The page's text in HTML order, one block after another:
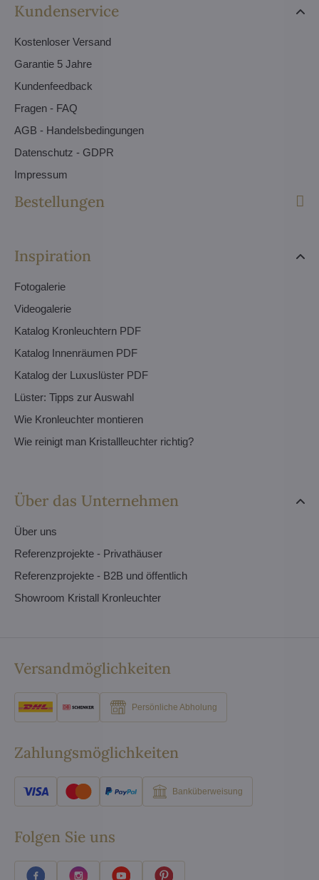
Kundenservice
Kostenloser Versand
Garantie 5 Jahre
Kundenfeedback
Fragen - FAQ
AGB - Handelsbedingungen
Datenschutz - GDPR
Impressum
Bestellungen
Inspiration
Fotogalerie
Videogalerie
Katalog Kronleuchtern PDF
Katalog Innenräumen PDF
Katalog der Luxuslüster PDF
Lüster: Tipps zur Auswahl
Wie Kronleuchter montieren
Wie reinigt man Kristallleuchter richtig?
Über das Unternehmen
Über uns
Referenzprojekte - Privathäuser
Referenzprojekte - B2B und öffentlich
Showroom Kristall Kronleuchter
Versandmöglichkeiten
Persönliche Abholung
Zahlungsmöglichkeiten
Banküberweisung
Folgen Sie uns